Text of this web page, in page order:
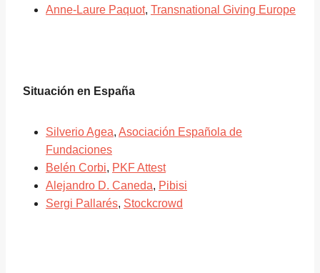
Anne-Laure Paquot, Transnational Giving Europe
Situación en España
Silverio Agea, Asociación Española de
Fundaciones
Belén Corbi, PKF Attest
Alejandro D. Caneda, Pibisi
Sergi Pallarés, Stockcrowd